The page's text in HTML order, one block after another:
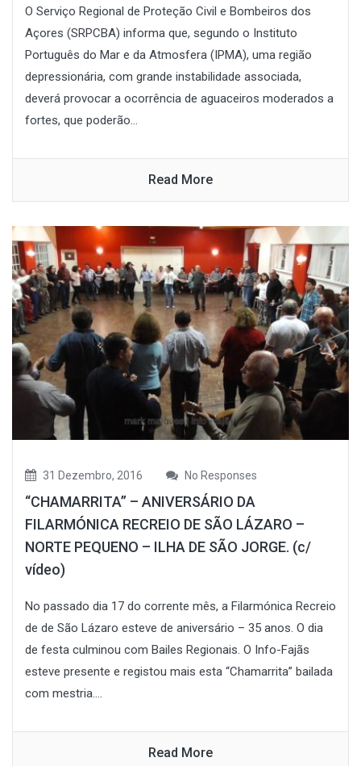
O Serviço Regional de Proteção Civil e Bombeiros dos
Açores (SRPCBA) informa que, segundo o Instituto
Português do Mar e da Atmosfera (IPMA), uma região
depressionária, com grande instabilidade associada,
deverá provocar a ocorrência de aguaceiros moderados a
fortes, que poderão...
Read More
31 Dezembro, 2016 No Responses
“CHAMARRITA” – ANIVERSÁRIO DA
FILARMÓNICA RECREIO DE SÃO LÁZARO –
NORTE PEQUENO – ILHA DE SÃO JORGE. (c/
vídeo)
No passado dia 17 do corrente mês, a Filarmónica Recreio
de de São Lázaro esteve de aniversário – 35 anos. O dia
de festa culminou com Bailes Regionais. O Info-Fajãs
esteve presente e registou mais esta “Chamarrita” bailada
com mestria....
Read More